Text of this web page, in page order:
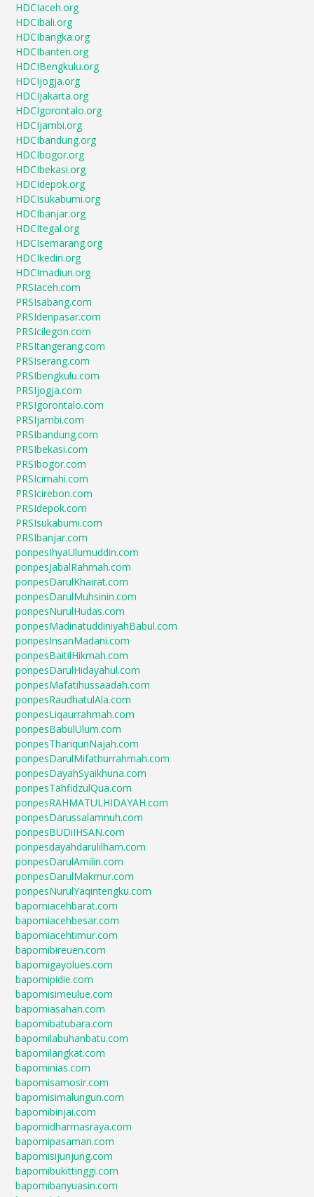
HDCIaceh.org
HDCIbali.org
HDCIbangka.org
HDCIbanten.org
HDCIBengkulu.org
HDCIjogja.org
HDCIjakarta.org
HDCIgorontalo.org
HDCIjambi.org
HDCIbandung.org
HDCIbogor.org
HDCIbekasi.org
HDCIdepok.org
HDCIsukabumi.org
HDCIbanjar.org
HDCItegal.org
HDCIsemarang.org
HDCIkediri.org
HDCImadiun.org
PRSIaceh.com
PRSIsabang.com
PRSIdenpasar.com
PRSIcilegon.com
PRSItangerang.com
PRSIserang.com
PRSIbengkulu.com
PRSIjogja.com
PRSIgorontalo.com
PRSIjambi.com
PRSIbandung.com
PRSIbekasi.com
PRSIbogor.com
PRSIcimahi.com
PRSIcirebon.com
PRSIdepok.com
PRSIsukabumi.com
PRSIbanjar.com
ponpesIhyaUlumuddin.com
ponpesJabalRahmah.com
ponpesDarulKhairat.com
ponpesDarulMuhsinin.com
ponpesNurulHudas.com
ponpesMadinatuddiniyahBabul.com
ponpesInsanMadani.com
ponpesBaitilHikmah.com
ponpesDarulHidayahul.com
ponpesMafatihussaadah.com
ponpesRaudhatulAla.com
ponpesLiqaurrahmah.com
ponpesBabulUlum.com
ponpesThariqunNajah.com
ponpesDarulMifathurrahmah.com
ponpesDayahSyaikhuna.com
ponpesTahfidzulQua.com
ponpesRAHMATULHIDAYAH.com
ponpesDarussalamnuh.com
ponpesBUDiIHSAN.com
ponpesdayahdarulilham.com
ponpesDarulAmilin.com
ponpesDarulMakmur.com
ponpesNurulYaqintengku.com
bapomiacehbarat.com
bapomiacehbesar.com
bapomiacehtimur.com
bapomibireuen.com
bapomigayolues.com
bapomipidie.com
bapomisimeulue.com
bapomiasahan.com
bapomibatubara.com
bapomilabuhanbatu.com
bapomilangkat.com
bapominias.com
bapomisamosir.com
bapomisimalungun.com
bapomibinjai.com
bapomidharmasraya.com
bapomipasaman.com
bapomisijunjung.com
bapomibukittinggi.com
bapomibanyuasin.com